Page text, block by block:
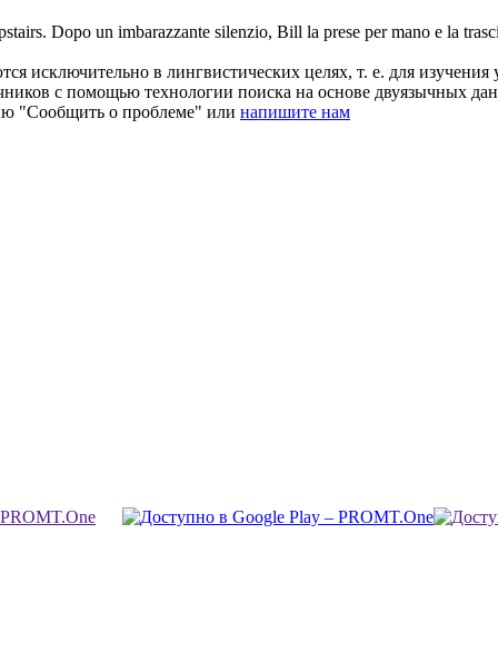
Dopo un imbarazzante silenzio, Bill la prese per mano e la
исключительно в лингвистических целях, т. е. для
с помощью технологии поиска на основе двуязычных
"Сообщить о проблеме" или напишите нам